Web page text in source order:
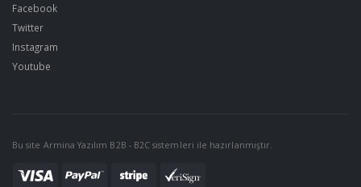
Facebook
Twitter
Instagram
Youtube
Bu site Armina Yazılım B2B - B2C sistemleri ile hazırlanmıştır.